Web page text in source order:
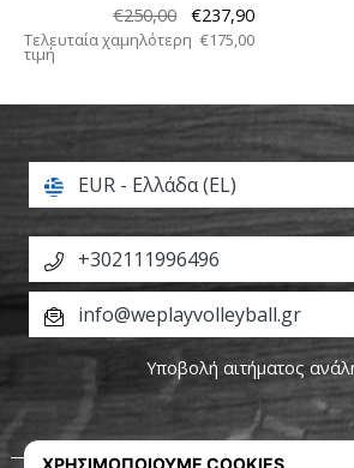
€250,00
€237,90
Τελευταία χαμηλότερη
τιμή
€175,00
EUR - Ελλάδα (EL)
+302111996496
info@weplayvolleyball.gr
Υποβολή αιτήματος